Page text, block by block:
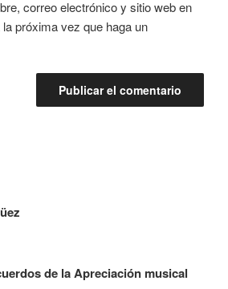
correo electrónico y sitio web en
próxima vez que haga un
de la Apreciación musical